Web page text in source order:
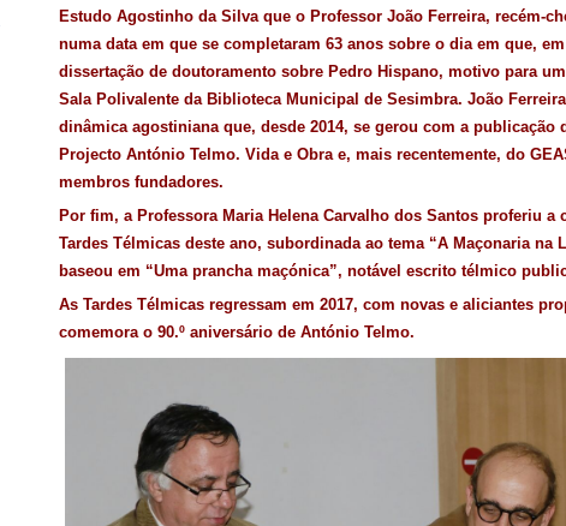
Estudo Agostinho da Silva que o Professor João Ferreira, recém-
numa data em que se completaram 63 anos sobre o dia em que,
dissertação de doutoramento sobre Pedro Hispano, motivo para
Sala Polivalente da Biblioteca Municipal de Sesimbra. João
dinâmica agostiniana que, desde 2014, se gerou com a
Projecto António Telmo. Vida e Obra e, mais recentemente, do
membros fundadores.
Por fim, a Professora Maria Helena Carvalho dos Santos proferiu a
Tardes Télmicas deste ano, subordinada ao tema “A Maçonaria na
baseou em “Uma prancha maçónica”, notável escrito télmico
As Tardes Télmicas regressam em 2017, com novas e aliciantes
comemora o 90.º aniversário de António Telmo.